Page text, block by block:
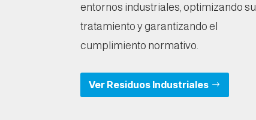
entornos industriales, optimizando su
tratamiento y garantizando el
cumplimiento normativo.
Ver Residuos Industriales